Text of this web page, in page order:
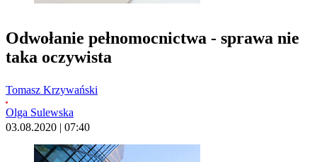
Odwołanie pełnomocnictwa - sprawa nie
taka oczywista
Tomasz Krzywański
Olga Sulewska
03.08.2020 | 07:40